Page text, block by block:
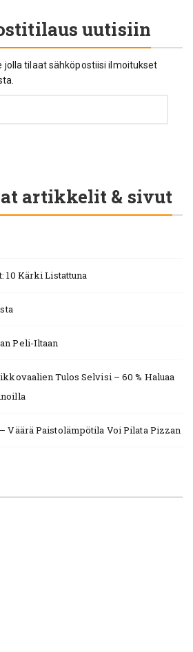
uutisiin
jolla tilaat sähköpostiisi ilmoitukset
artikkelit & sivut
10 Kärki Listattuna
Peli-Iltaan
Tulos Selvisi – 60 % Haluaa
Väärä Paistolämpötila Voi Pilata Pizzan